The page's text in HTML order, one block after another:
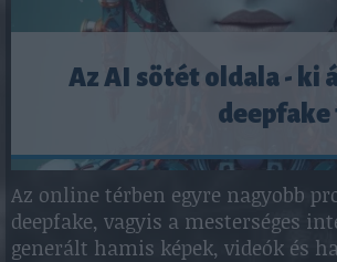
Az AI sötét oldala - ki
Az online térben egyre nagyobb
deepfake, vagyis a mesterséges
generált hamis képek, videók és